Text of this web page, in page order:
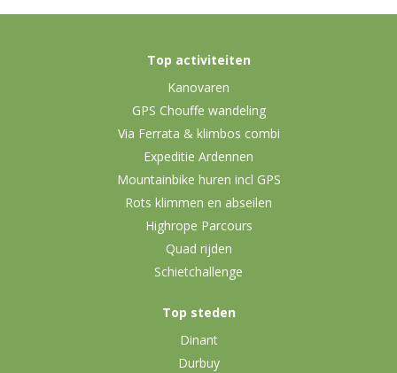
Top activiteiten
Kanovaren
GPS Chouffe wandeling
Via Ferrata & klimbos combi
Expeditie Ardennen
Mountainbike huren incl GPS
Rots klimmen en abseilen
Highrope Parcours
Quad rijden
Schietchallenge
Top steden
Dinant
Durbuy